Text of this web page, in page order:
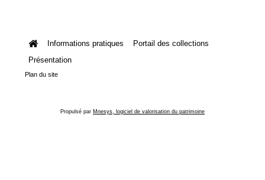
Informations pratiques
Portail des collections
Présentation
Plan du site
Propulsé par Mnesys, logiciel de valorisation du patrimoine